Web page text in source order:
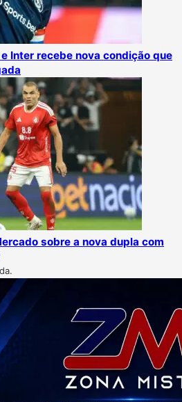
Inter recebe nova condição que
sobre a nova dupla com